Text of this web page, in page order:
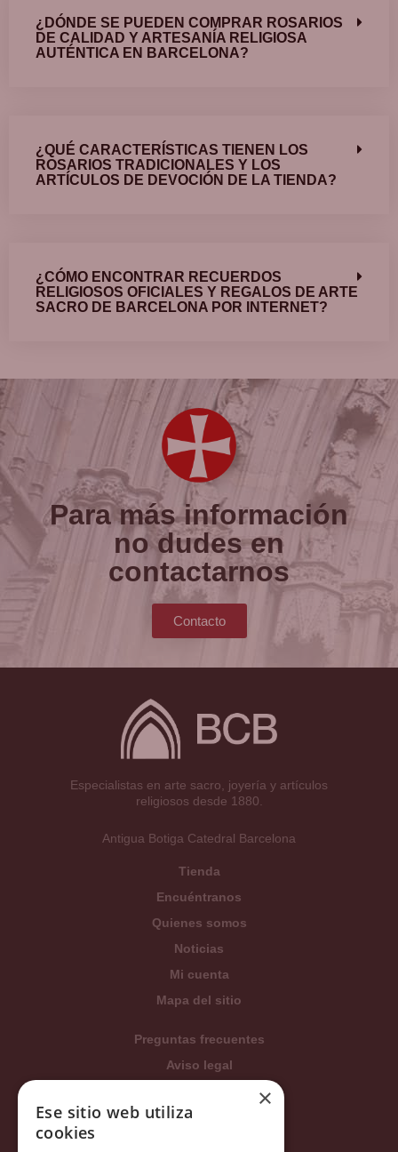
¿DÓNDE SE PUEDEN COMPRAR ROSARIOS
DE CALIDAD Y ARTESANÍA RELIGIOSA
AUTÉNTICA EN BARCELONA?
¿QUÉ CARACTERÍSTICAS TIENEN LOS
ROSARIOS TRADICIONALES Y LOS
ARTÍCULOS DE DEVOCIÓN DE LA TIENDA?
¿CÓMO ENCONTRAR RECUERDOS
RELIGIOSOS OFICIALES Y REGALOS DE ARTE
SACRO DE BARCELONA POR INTERNET?
Para más información
no dudes en
contactarnos
Contacto
Especialistas en arte sacro, joyería y artículos
religiosos desde 1880.
Antigua Botiga Catedral Barcelona
Tienda
Encuéntranos
Quienes somos
Noticias
Mi cuenta
Mapa del sitio
Preguntas frecuentes
Aviso legal
Condiciones generales
Política de privacidad
×
Ese sitio web utiliza
cookies